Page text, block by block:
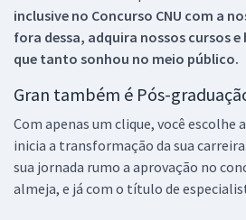
inclusive no Concurso CNU com a
fora dessa, adquira nossos cursos e
que tanto sonhou no meio público.
Gran também é Pós-
Com apenas um clique, você escolhe
inicia a transformação da sua
sua jornada rumo a aprovação no
almeja, e já com o título de